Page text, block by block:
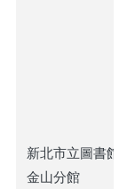
新北市立圖書館
金山分館